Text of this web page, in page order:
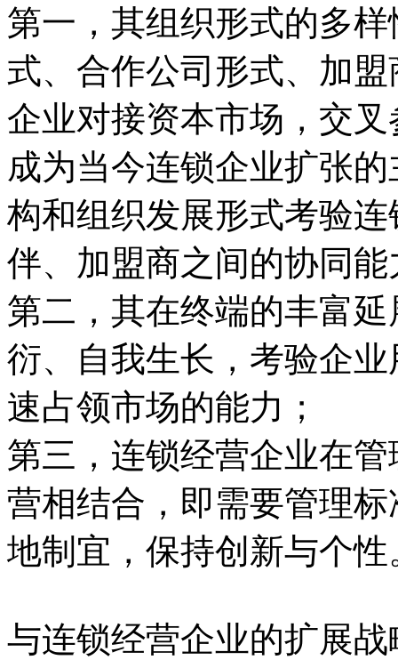
第一，其组织形式的多
式、合作公司形式、加
企业对接资本市场，交
成为当今连锁企业扩张
构和组织发展形式考验
伴、加盟商之间的协同能
第二，其在终端的丰富
衍、自我生长，考验企
速占领市场的能力；
第三，连锁经营企业在
营相结合，即需要管理
地制宜，保持创新与个性
与连锁经营企业的扩展